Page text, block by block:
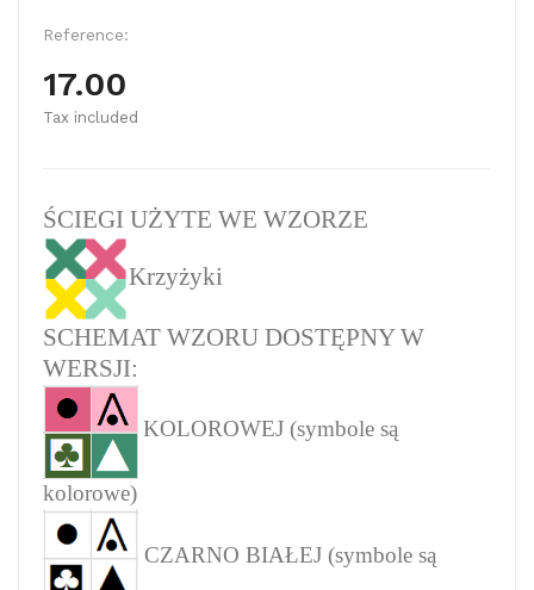
Reference:
17.00
Tax included
ŚCIEGI UŻYTE WE WZORZE
Krzyżyki
SCHEMAT WZORU DOSTĘPNY W
WERSJI:
KOLOROWEJ (symbole są
kolorowe)
CZARNO BIAŁEJ (symbole są